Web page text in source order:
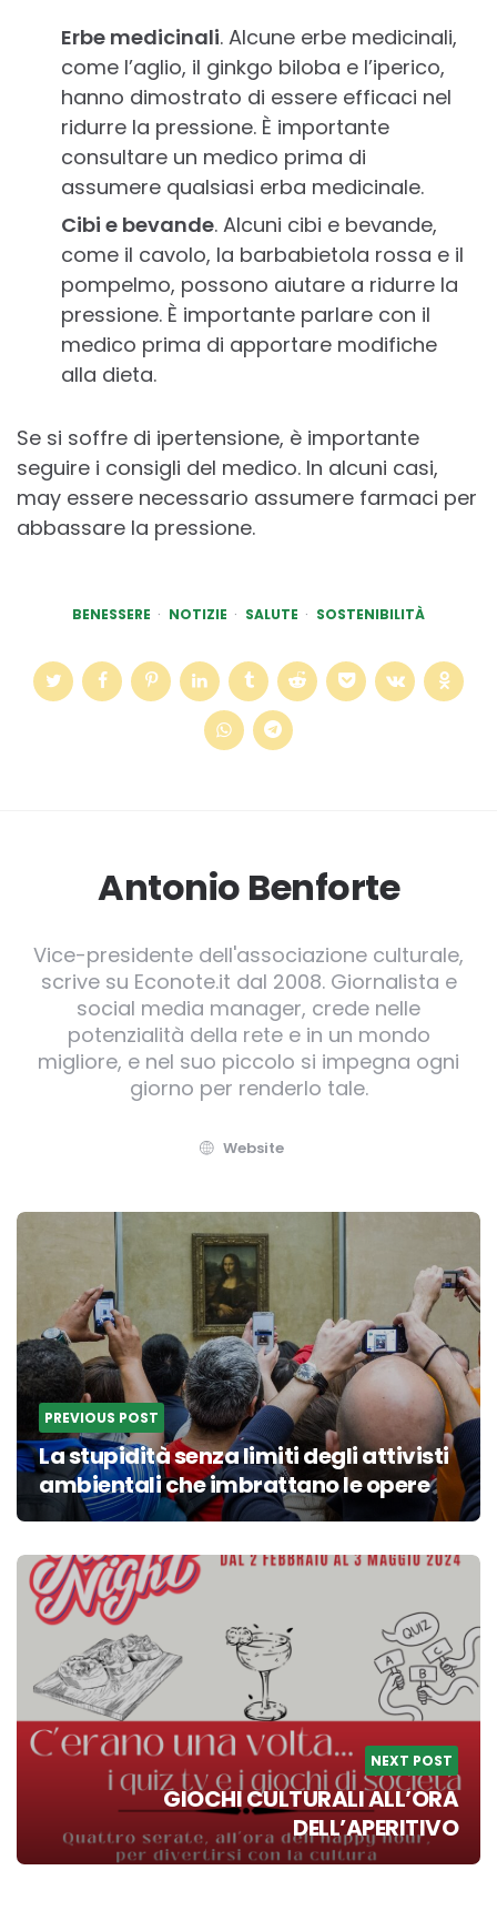
Erbe medicinali. Alcune erbe medicinali,
come l’aglio, il ginkgo biloba e l’iperico,
hanno dimostrato di essere efficaci nel
ridurre la pressione. È importante
consultare un medico prima di
assumere qualsiasi erba medicinale.
Cibi e bevande. Alcuni cibi e bevande,
come il cavolo, la barbabietola rossa e il
pompelmo, possono aiutare a ridurre la
pressione. È importante parlare con il
medico prima di apportare modifiche
alla dieta.
Se si soffre di ipertensione, è importante
seguire i consigli del medico. In alcuni casi,
may essere necessario assumere farmaci per
abbassare la pressione.
BENESSERE NOTIZIE SALUTE SOSTENIBILITÀ
Antonio Benforte
Vice-presidente dell'associazione culturale,
scrive su Econote.it dal 2008. Giornalista e
social media manager, crede nelle
potenzialità della rete e in un mondo
migliore, e nel suo piccolo si impegna ogni
giorno per renderlo tale.
Website
Post
navigation
PREVIOUS POST
La stupidità senza limiti degli attivisti
ambientali che imbrattano le opere
NEXT POST
GIOCHI CULTURALI ALL’ORA
DELL’APERITIVO